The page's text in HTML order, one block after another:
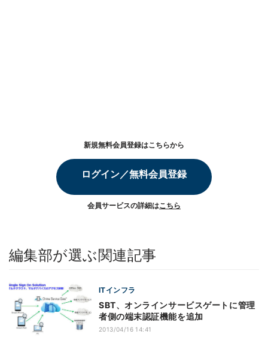
新規無料会員登録はこちらから
ログイン／無料会員登録
会員サービスの詳細はこちら
編集部が選ぶ関連記事
ITインフラ
SBT、オンラインサービスゲートに管理
者側の端末認証機能を追加
2013/04/16 14:41